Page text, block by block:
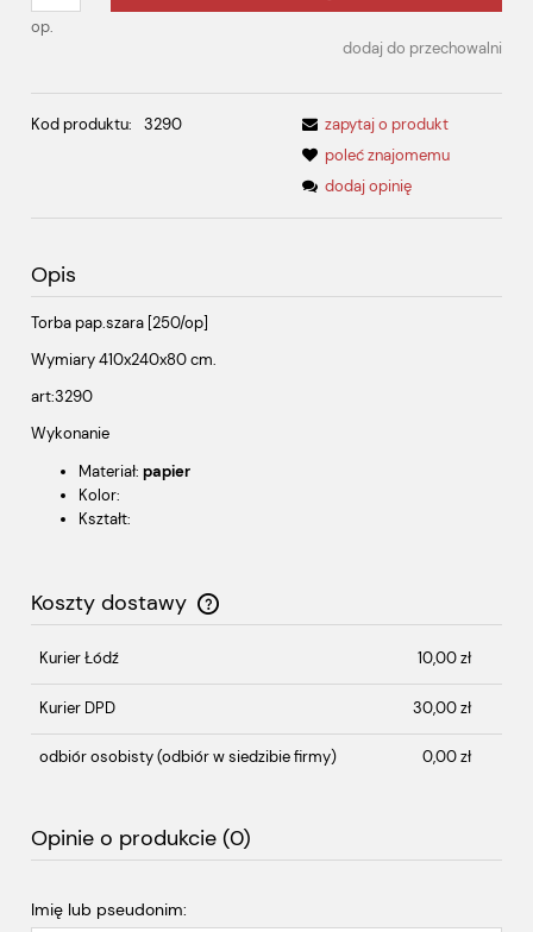
op.
dodaj do przechowalni
Kod produktu: 3290
zapytaj o produkt
poleć znajomemu
dodaj opinię
Opis
Torba pap.szara [250/op]
Wymiary 410x240x80 cm.
art:3290
Wykonanie
Materiał: papier
Kolor:
Kształt:
Koszty dostawy
Cena nie zawiera ewentualnych kosztów płatności
Kurier Łódź 10,00 zł
Kurier DPD 30,00 zł
odbiór osobisty(odbiór w siedzibie firmy) 0,00 zł
Opinie o produkcie (0)
Imię lub pseudonim: